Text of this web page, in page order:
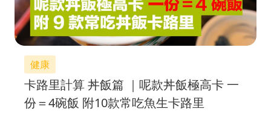
健康
卡路里計算 丼飯篇 ｜呢款丼飯極高卡 一
份＝4碗飯 附10款常吃魚生卡路里